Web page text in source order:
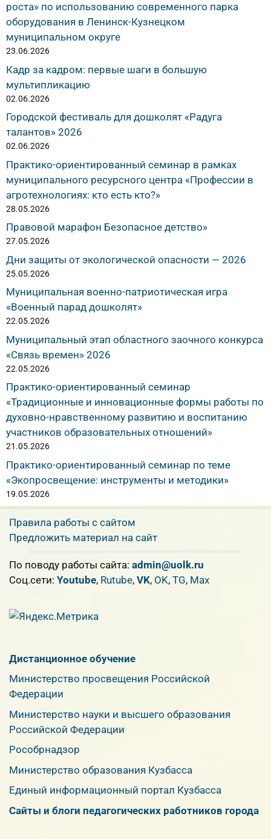
роста» по использованию современного парка
оборудования в Ленинск-Кузнецком
муниципальном округе
23.06.2026
Кадр за кадром: первые шаги в большую
мультипликацию
02.06.2026
Городской фестиваль для дошколят «Радуга
талантов» 2026
02.06.2026
Практико-ориентированный семинар в рамках
муниципального ресурсного центра «Профессии в
агротехнологиях: кто есть кто?»
28.05.2026
Правовой марафон Безопасное детство»
27.05.2026
Дни защиты от экологической опасности — 2026
25.05.2026
Муниципальная военно-патриотическая игра
«Военный парад дошколят»
22.05.2026
Муниципальный этап областного заочного конкурса
«Связь времен» 2026
22.05.2026
Практико-ориентированный семинар
«Традиционные и инновационные формы работы по
духовно-нравственному развитию и воспитанию
участников образовательных отношений»
21.05.2026
Практико-ориентированный семинар по теме
«Экопросвещение: инструменты и методики»
19.05.2026
Правила работы с сайтом
Предложить материал на сайт
По поводу работы сайта: admin@uolk.ru
Cоц.сети: Youtube, Rutube, VK, OK, TG, Max
Дистанционное обучение
Министерство просвещения Российской
Федерации
Министерство науки и высшего образования
Российской Федерации
Рособрнадзор
Министерство образования Кузбасса
Единый информационный портал Кузбасса
Сайты и блоги педагогических работников города